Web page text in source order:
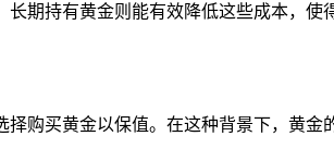
期持有黄金则能有效降低这些成本，使
购买黄金以保值。在这种背景下，黄金